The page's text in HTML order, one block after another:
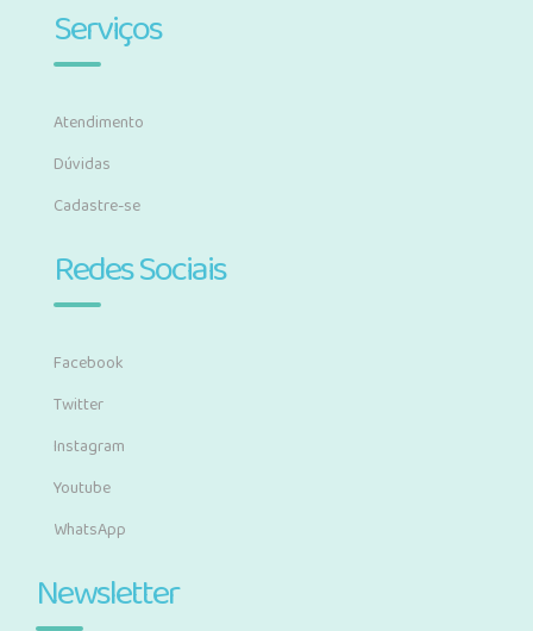
Serviços
Atendimento
Dúvidas
Cadastre-se
Redes Sociais
Facebook
Twitter
Instagram
Youtube
WhatsApp
Newsletter